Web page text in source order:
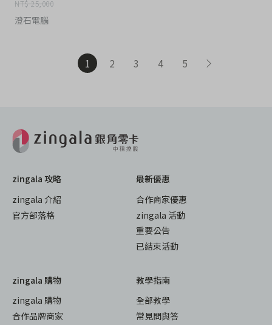
NT$ 25,000
澄石電腦
1 2 3 4 5
zingala 攻略
zingala 介紹
官方部落格
最新優惠
合作商家優惠
zingala 活動
重要公告
已結束活動
zingala 購物
zingala 購物
合作品牌商家
教學指南
全部教學
常見問與答